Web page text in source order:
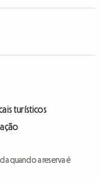
turísticos
quando a reserva é